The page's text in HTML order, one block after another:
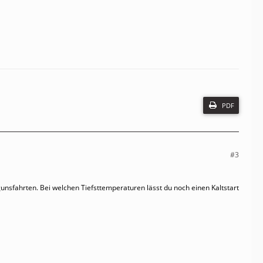
PDF
#3
Bei welchen Tiefsttemperaturen lässt du noch einen Kaltstart